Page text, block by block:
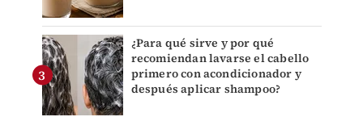
¿Para qué sirve y por qué
recomiendan lavarse el cabello
primero con acondicionador y
después aplicar shampoo?